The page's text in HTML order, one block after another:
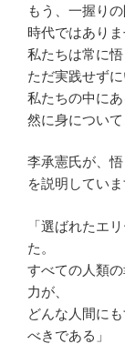
もう、一握り
時代ではありま
私たちは常に悟
ただ実践せずに
私たちの中に
然に身について
李承憲氏が、
を説明していま
「選ばれたエ
た。
すべての人類
力が、
どんな人間に
べきである」